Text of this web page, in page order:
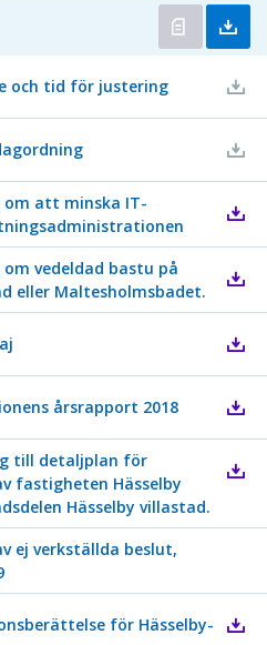
och tid för justering
att minska IT-
vedeldad bastu på
eller Maltesholmsbadet.
årsrapport 2018
till detaljplan för
fastigheten Hässelby
Hässelby villastad.
ej verkställda beslut,
för Hässelby-